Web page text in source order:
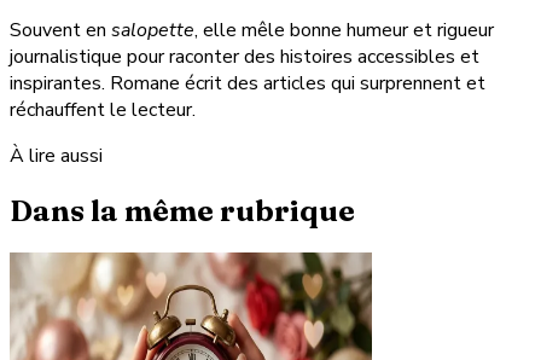
Souvent en salopette, elle mêle bonne humeur et rigueur
journalistique pour raconter des histoires accessibles et
inspirantes. Romane écrit des articles qui surprennent et
réchauffent le lecteur.
À lire aussi
Dans la même rubrique